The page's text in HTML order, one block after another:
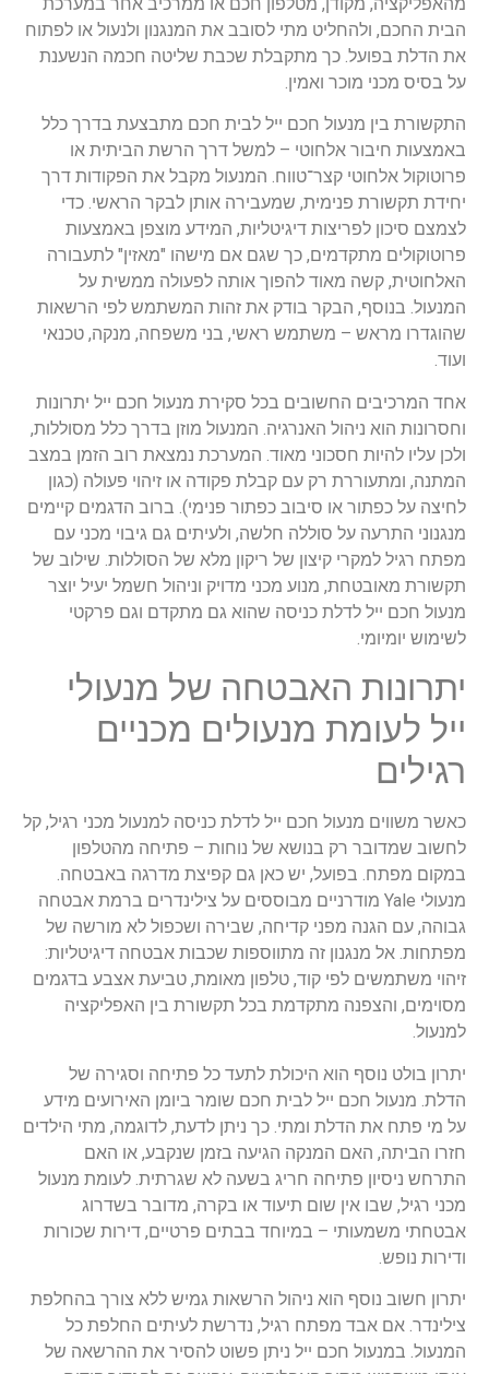
הבית החכם, ולהחליט מתי לסובב את המנגנון ולנעול או לפתוח
את הדלת בפועל. כך מתקבלת שכבת שליטה חכמה הנשענת
על בסיס מכני מוכר ואמין.
התקשורת בין מנעול חכם ייל לבית חכם מתבצעת בדרך כלל
באמצעות חיבור אלחוטי – למשל דרך הרשת הביתית או
פרוטוקול אלחוטי קצר־טווח. המנעול מקבל את הפקודות דרך
יחידת תקשורת פנימית, שמעבירה אותן לבקר הראשי. כדי
לצמצם סיכון לפריצות דיגיטליות, המידע מוצפן באמצעות
פרוטוקולים מתקדמים, כך שגם אם מישהו "מאזין" לתעבורה
האלחוטית, קשה מאוד להפוך אותה לפעולה ממשית על
המנעול. בנוסף, הבקר בודק את זהות המשתמש לפי הרשאות
שהוגדרו מראש – משתמש ראשי, בני משפחה, מנקה, טכנאי
ועוד.
אחד המרכיבים החשובים בכל סקירת מנעול חכם ייל יתרונות
וחסרונות הוא ניהול האנרגיה. המנעול מוזן בדרך כלל מסוללות,
ולכן עליו להיות חסכוני מאוד. המערכת נמצאת רוב הזמן במצב
המתנה, ומתעוררת רק עם קבלת פקודה או זיהוי פעולה (כגון
לחיצה על כפתור או סיבוב כפתור פנימי). ברוב הדגמים קיימים
מנגנוני התרעה על סוללה חלשה, ולעיתים גם גיבוי מכני עם
מפתח רגיל למקרי קיצון של ריקון מלא של הסוללות. שילוב של
תקשורת מאובטחת, מנוע מכני מדויק וניהול חשמל יעיל יוצר
מנעול חכם ייל לדלת כניסה שהוא גם מתקדם וגם פרקטי
לשימוש יומיומי.
יתרונות האבטחה של מנעולי
ייל לעומת מנעולים מכניים
רגילים
כאשר משווים מנעול חכם ייל לדלת כניסה למנעול מכני רגיל, קל
לחשוב שמדובר רק בנושא של נוחות – פתיחה מהטלפון
במקום מפתח. בפועל, יש כאן גם קפיצת מדרגה באבטחה.
מנעולי Yale מודרניים מבוססים על צילינדרים ברמת אבטחה
גבוהה, עם הגנה מפני קדיחה, שבירה ושכפול לא מורשה של
מפתחות. אל מנגנון זה מתווספות שכבות אבטחה דיגיטליות:
זיהוי משתמשים לפי קוד, טלפון מאומת, טביעת אצבע בדגמים
מסוימים, והצפנה מתקדמת בכל תקשורת בין האפליקציה
למנעול.
יתרון בולט נוסף הוא היכולת לתעד כל פתיחה וסגירה של
הדלת. מנעול חכם ייל לבית חכם שומר ביומן האירועים מידע
על מי פתח את הדלת ומתי. כך ניתן לדעת, לדוגמה, מתי הילדים
חזרו הביתה, האם המנקה הגיעה בזמן שנקבע, או האם
התרחש ניסיון פתיחה חריג בשעה לא שגרתית. לעומת מנעול
מכני רגיל, שבו אין שום תיעוד או בקרה, מדובר בשדרוג
אבטחתי משמעותי – במיוחד בבתים פרטיים, דירות שכורות
ודירות נופש.
יתרון חשוב נוסף הוא ניהול הרשאות גמיש ללא צורך בהחלפת
צילינדר. אם אבד מפתח רגיל, נדרשת לעיתים החלפת כל
המנעול. במנעול חכם ייל ניתן פשוט להסיר את ההרשאה של